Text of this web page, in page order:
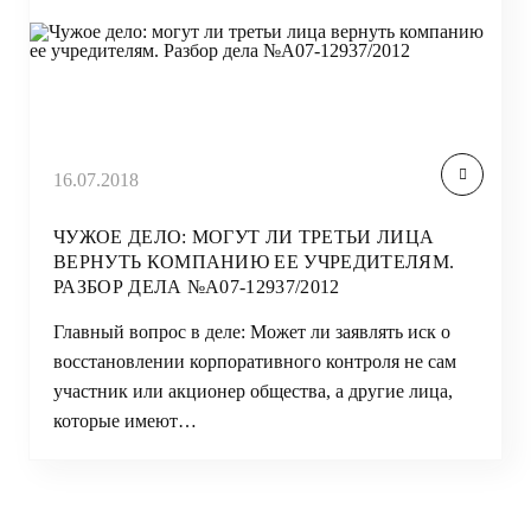
16.07.2018
ЧУЖОЕ ДЕЛО: МОГУТ ЛИ ТРЕТЬИ ЛИЦА
ВЕРНУТЬ КОМПАНИЮ ЕЕ УЧРЕДИТЕЛЯМ.
РАЗБОР ДЕЛА №А07-12937/2012
Главный вопрос в деле: Может ли заявлять иск о
восстановлении корпоративного контроля не сам
участник или акционер общества, а другие лица,
которые имеют…